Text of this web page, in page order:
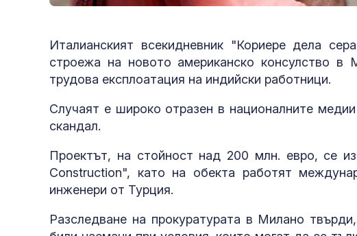
Италианският всекидневник "Кориере дела
строежа на новото американско консулство в
трудова експлоатация на индийски работници.
Случаят е широко отразен в националните
скандал.
Проектът, на стойност над 200 млн. евро, се
Construction", като на обекта работят
инженери от Турция.
Разследване на прокуратурата в Милано